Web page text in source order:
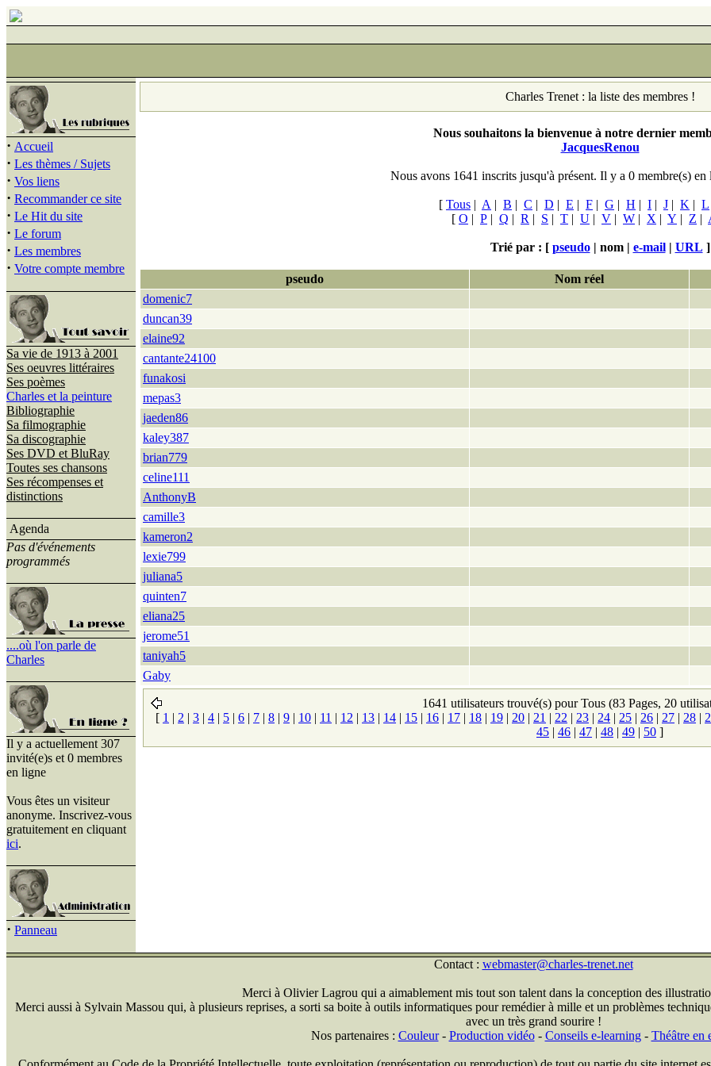
· Accueil
· Les thèmes / Sujets
· Vos liens
· Recommander ce site
· Le Hit du site
· Le forum
· Les membres
· Votre compte membre
Sa vie de 1913 à 2001
Ses oeuvres littéraires
Ses poèmes
Charles et la peinture
Bibliographie
Sa filmographie
Sa discographie
Ses DVD et BluRay
Toutes ses chansons
Ses récompenses et
distinctions
Agenda
Pas d'événements
programmés
....où l'on parle de
Charles
Il y a actuellement 307
invité(e)s et 0 membres
en ligne
Vous êtes un visiteur
anonyme. Inscrivez-vous
gratuitement en cliquant
ici.
· Panneau
Charles Trenet : la liste des membres !
Nous souhaitons la bienvenue à notre dernier
JacquesRenou
Nous avons 1641 inscrits jusqu'à présent. Il y a 0 membre(s) en
[ Tous | A | B | C | D | E | F | G | H | I | J | K | L
[ O | P | Q | R | S | T | U | V | W | X | Y | Z |
Trié par : [ pseudo| nom | e-mail| URL ]
pseudo Nom réel
domenic7
duncan39
elaine92
cantante24100
funakosi
mepas3
jaeden86
kaley387
brian779
celine111
AnthonyB
camille3
kameron2
lexie799
juliana5
quinten7
eliana25
jerome51
taniyah5
Gaby
1641 utilisateurs trouvé(s) pour Tous (83 Pages, 20
[ 1 | 2 | 3 | 4 | 5 | 6 | 7 | 8 | 9 | 10 | 11 | 12 | 13 | 14 | 15 | 16 | 17 | 18 | 19 | 20 | 21 | 22 | 23 | 24 | 25 | 26 | 27 | 28 |
45 | 46 | 47 | 48 | 49 | 50 ]
Contact : webmaster@charles-trenet.net
Merci à Olivier Lagrou qui a aimablement mis tout son talent dans la conception des
Merci aussi à Sylvain Massou qui, à plusieurs reprises, a sorti sa boite à outils informatiques pour remédier à mille et un problèmes
avec un très grand sourire !
Nos partenaires : Couleur- Production vidéo- Conseils e-learning- Théâtre en